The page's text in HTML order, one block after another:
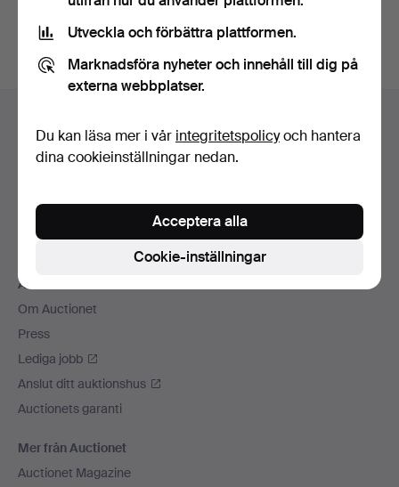
Kontakta support
Sociala medier
Auctionet
Om Auctionet
Press
Lediga jobb
Anslut ditt auktionshus
Auctionets garanti
Mer från Auctionet
Auctionet Magazine
Utveckla och förbättra plattformen.
Marknadsföra nyheter och innehåll till dig på
externa webbplatser.
Du kan läsa mer i vår integritetspolicyoch hantera
dina cookieinställningar nedan.
Cookie-inställningar
Acceptera alla